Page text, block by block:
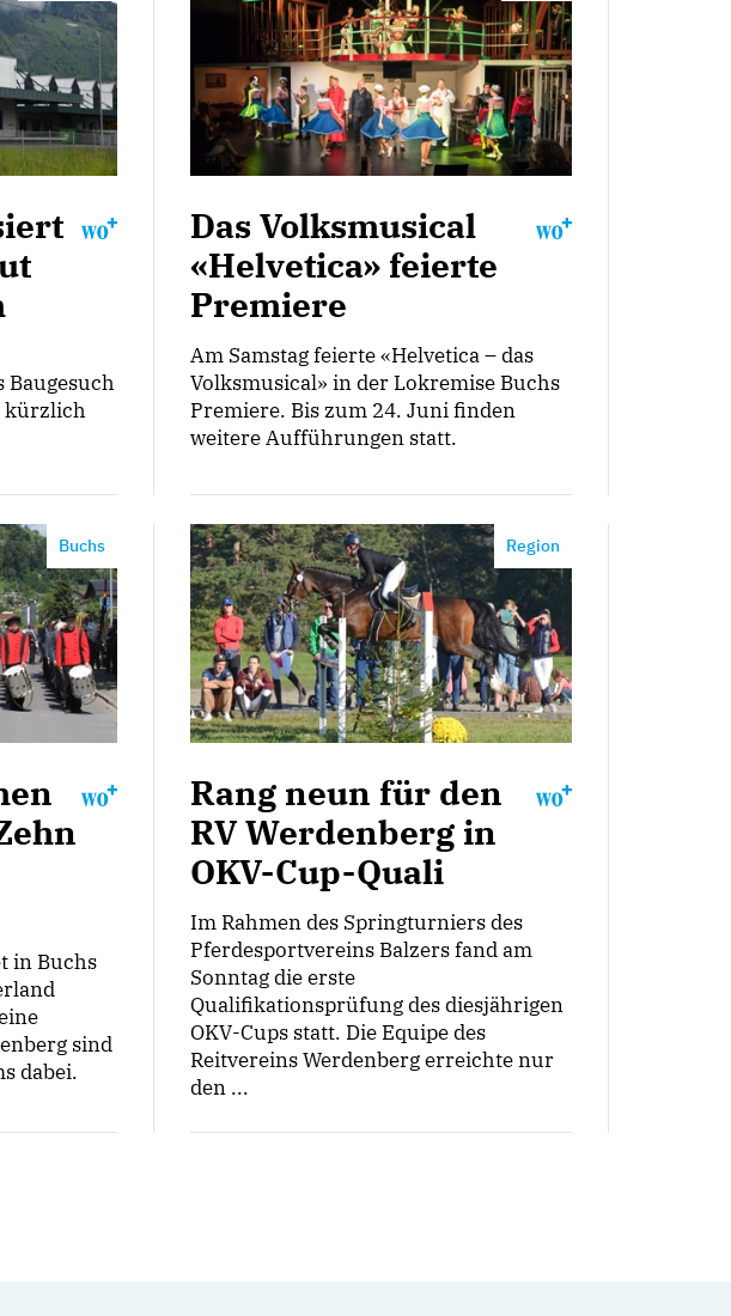
Baugesuch
kürzlich
Das Volksmusical
«Helvetica» feierte
Premiere
Am Samstag feierte «Helvetica – das
Volksmusical» in der Lokremise Buchs
Premiere. Bis zum 24. Juni finden
weitere Aufführungen statt.
Buchs
in Buchs
sind
dabei.
Region
Rang neun für den
RV Werdenberg in
OKV-Cup-Quali
Im Rahmen des Springturniers des
Pferdesportvereins Balzers fand am
Sonntag die erste
Qualifikationsprüfung des diesjährigen
OKV-Cups statt. Die Equipe des
Reitvereins Werdenberg erreichte nur
den ...